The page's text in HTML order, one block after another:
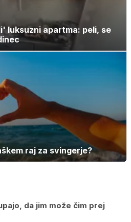
luksuzni apartma: peli, se
raj za svingerje?
da jim može čim prej